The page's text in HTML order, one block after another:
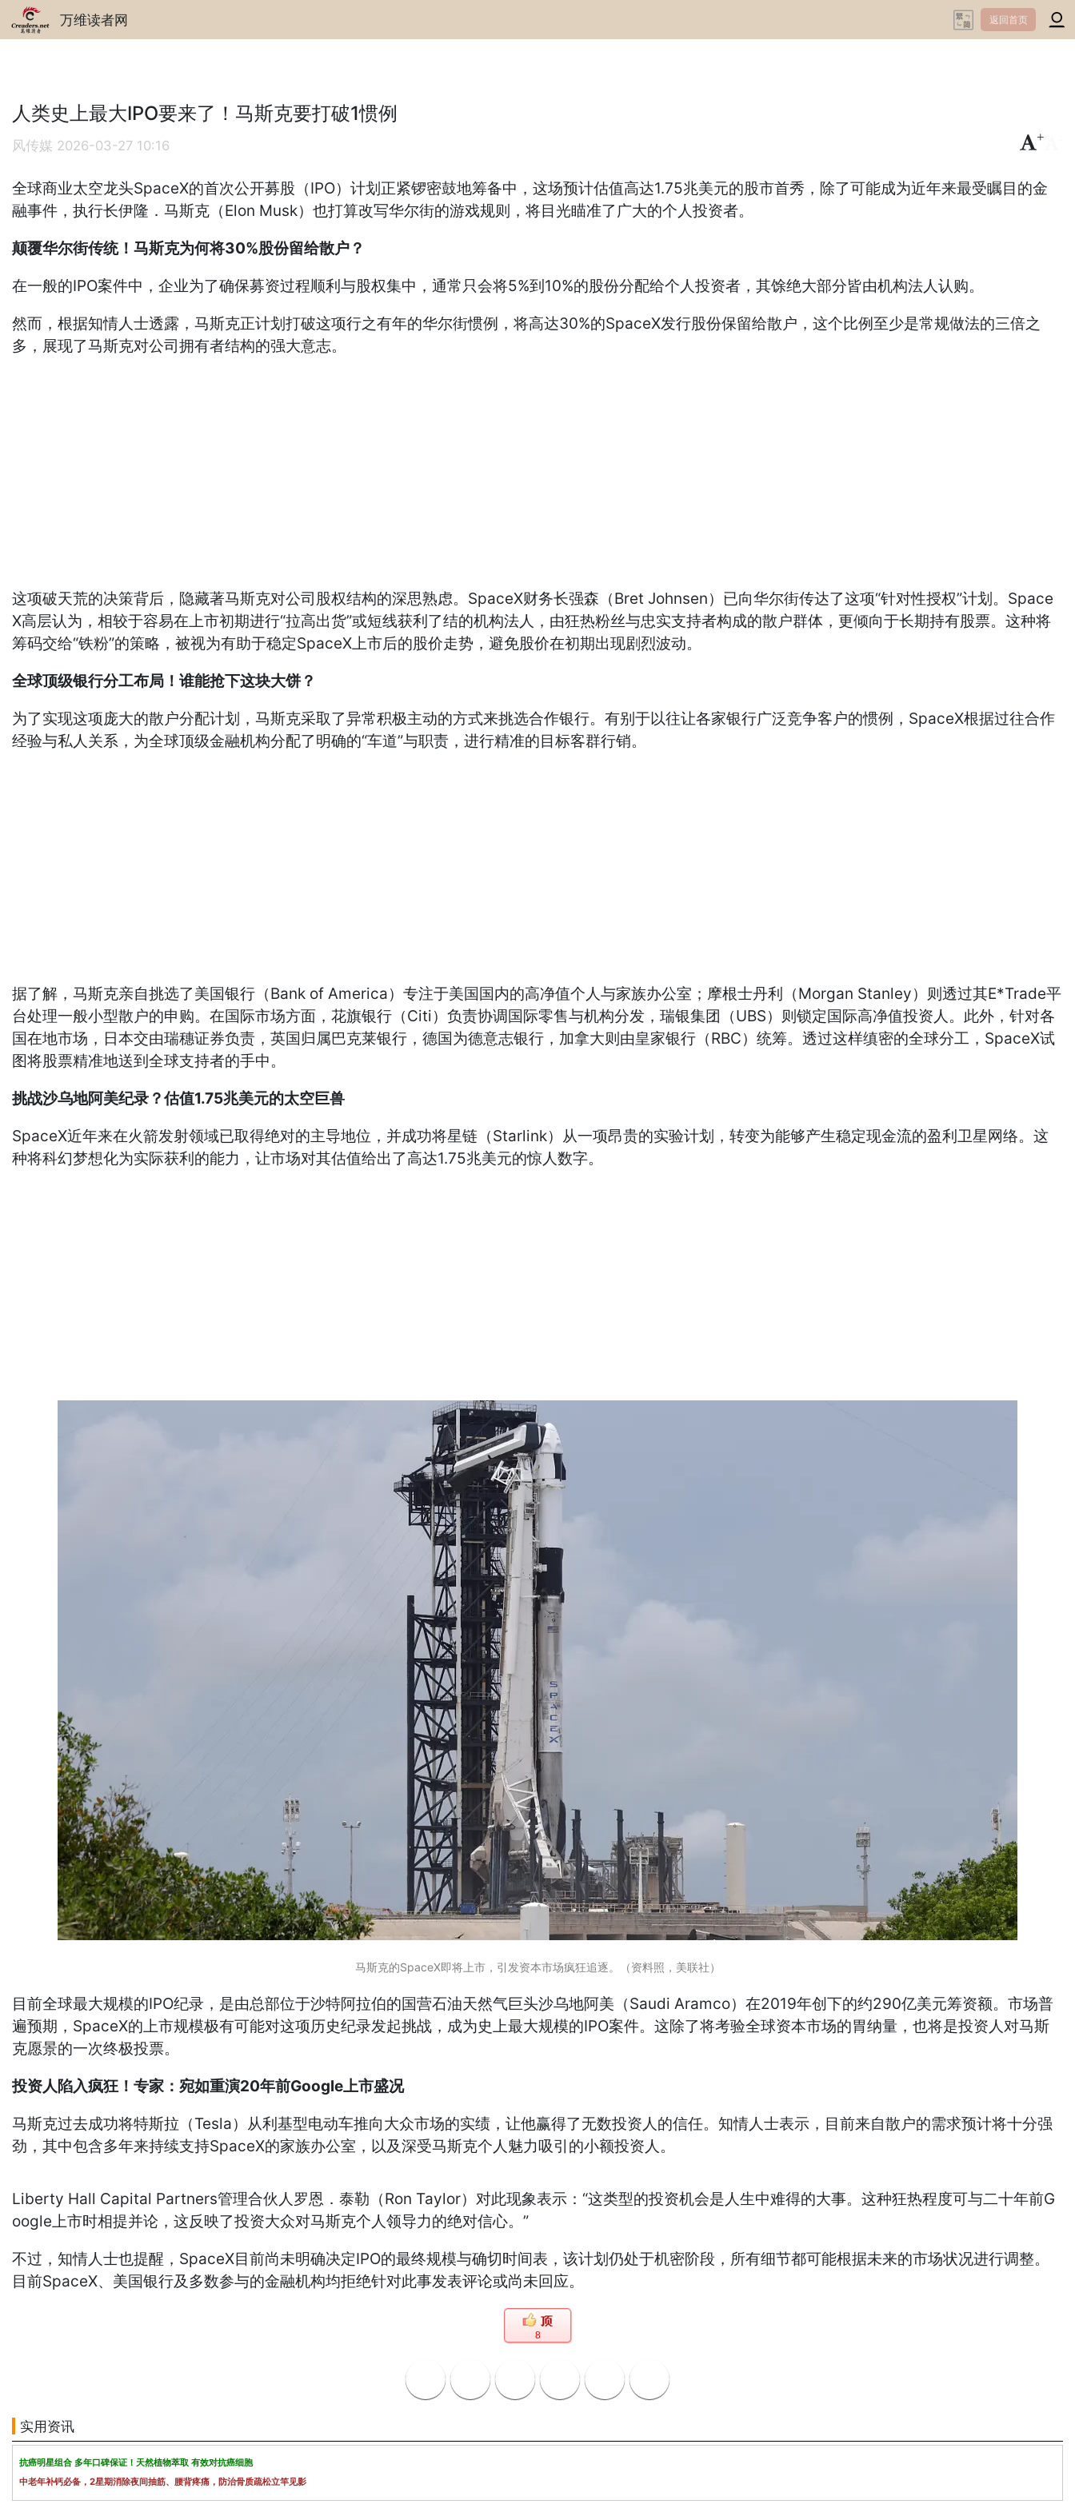
万维读者网 返回首页
人类史上最大IPO要来了！马斯克要打破1惯例
风传媒 2026-03-27 10:16
+
全球商业太空龙头SpaceX的首次公开募股（IPO）计划正紧锣密鼓地筹备中，这场预计估值高达1.75兆美元的股市首秀，除了可能成为近年来最受瞩目的金
融事件，执行长伊隆．马斯克（Elon Musk）也打算改写华尔街的游戏规则，将目光瞄准了广大的个人投资者。
颠覆华尔街传统！马斯克为何将30%股份留给散户？
在一般的IPO案件中，企业为了确保募资过程顺利与股权集中，通常只会将5%到10%的股份分配给个人投资者，其馀绝大部分皆由机构法人认购。
然而，根据知情人士透露，马斯克正计划打破这项行之有年的华尔街惯例，将高达30%的SpaceX发行股份保留给散户，这个比例至少是常规做法的三倍之
多，展现了马斯克对公司拥有者结构的强大意志。
这项破天荒的决策背后，隐藏著马斯克对公司股权结构的深思熟虑。SpaceX财务长强森（Bret Johnsen）已向华尔街传达了这项“针对性授权”计划。Space
X高层认为，相较于容易在上市初期进行“拉高出货”或短线获利了结的机构法人，由狂热粉丝与忠实支持者构成的散户群体，更倾向于长期持有股票。这种将
筹码交给“铁粉”的策略，被视为有助于稳定SpaceX上市后的股价走势，避免股价在初期出现剧烈波动。
全球顶级银行分工布局！谁能抢下这块大饼？
为了实现这项庞大的散户分配计划，马斯克采取了异常积极主动的方式来挑选合作银行。有别于以往让各家银行广泛竞争客户的惯例，SpaceX根据过往合作
经验与私人关系，为全球顶级金融机构分配了明确的“车道”与职责，进行精准的目标客群行销。
据了解，马斯克亲自挑选了美国银行（Bank of America）专注于美国国内的高净值个人与家族办公室；摩根士丹利（Morgan Stanley）则透过其E*Trade平
台处理一般小型散户的申购。在国际市场方面，花旗银行（Citi）负责协调国际零售与机构分发，瑞银集团（UBS）则锁定国际高净值投资人。此外，针对各
国在地市场，日本交由瑞穗证券负责，英国归属巴克莱银行，德国为德意志银行，加拿大则由皇家银行（RBC）统筹。透过这样缜密的全球分工，SpaceX试
图将股票精准地送到全球支持者的手中。
挑战沙乌地阿美纪录？估值1.75兆美元的太空巨兽
SpaceX近年来在火箭发射领域已取得绝对的主导地位，并成功将星链（Starlink）从一项昂贵的实验计划，转变为能够产生稳定现金流的盈利卫星网络。这
种将科幻梦想化为实际获利的能力，让市场对其估值给出了高达1.75兆美元的惊人数字。
马斯克的SpaceX即将上市，引发资本市场疯狂追逐。（资料照，美联社）
目前全球最大规模的IPO纪录，是由总部位于沙特阿拉伯的国营石油天然气巨头沙乌地阿美（Saudi Aramco）在2019年创下的约290亿美元筹资额。市场普
遍预期，SpaceX的上市规模极有可能对这项历史纪录发起挑战，成为史上最大规模的IPO案件。这除了将考验全球资本市场的胃纳量，也将是投资人对马斯
克愿景的一次终极投票。
投资人陷入疯狂！专家：宛如重演20年前Google上市盛况
马斯克过去成功将特斯拉（Tesla）从利基型电动车推向大众市场的实绩，让他赢得了无数投资人的信任。知情人士表示，目前来自散户的需求预计将十分强
劲，其中包含多年来持续支持SpaceX的家族办公室，以及深受马斯克个人魅力吸引的小额投资人。
Liberty Hall Capital Partners管理合伙人罗恩．泰勒（Ron Taylor）对此现象表示：“这类型的投资机会是人生中难得的大事。这种狂热程度可与二十年前G
oogle上市时相提并论，这反映了投资大众对马斯克个人领导力的绝对信心。”
不过，知情人士也提醒，SpaceX目前尚未明确决定IPO的最终规模与确切时间表，该计划仍处于机密阶段，所有细节都可能根据未来的市场状况进行调整。
目前SpaceX、美国银行及多数参与的金融机构均拒绝针对此事发表评论或尚未回应。
8
实用资讯
抗癌明星组合 多年口碑保证！天然植物萃取 有效对抗癌细胞
中老年补钙必备，2星期消除夜间抽筋、腰背疼痛，防治骨质疏松立竿见影